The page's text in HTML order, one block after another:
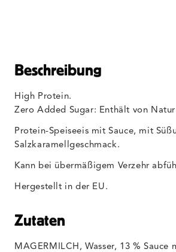
Beschreibung
High Protein.
Zero Added Sugar: Enthält von Natur
Protein-Speiseeis mit Sauce, mit
Salzkaramellgeschmack.
Kann bei übermäßigem Verzehr
Hergestellt in der EU.
Zutaten
MAGERMILCH, Wasser, 13 % Sauce